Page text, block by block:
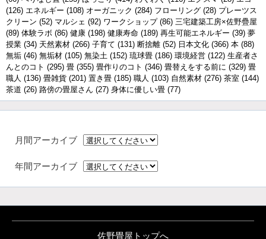
(126) エネルギー (108) オーガニック (284) フローリング (28) プレーツス
クリーン (52) マルシェ (92) ワークショップ(86) 三宅建築工房×佐野疊屋
(89) 体験ラボ (86) 健康 (198) 健康寿命 (189) 再生可能エネルギー (39) 夢
授業 (34) 天然素材 (266) 子育て (131) 断捨離 (52) 日本文化 (366) 本 (88)
無垢 (46) 無垢材 (105) 無染土 (152) 琉球畳 (186) 環境経営 (122) 生産者さ
んとのコト (295) 畳 (355) 畳作りのコト (346) 畳替えをする前に (329) 畳
職人 (136) 畳雑貨 (201) 置き畳 (185) 職人 (103) 自然素材 (276) 茶室 (144)
茶道 (26) 路傍の畳屋さん (27) 身体に優しい畳 (77)
月間アーカイブ
年間アーカイブ
佐野畳屋トップへ